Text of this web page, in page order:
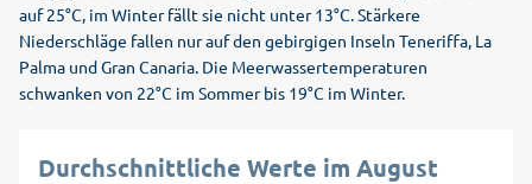
auf 25°C, im Winter fällt sie nicht unter 13°C. Stärkere
Niederschläge fallen nur auf den gebirgigen Inseln Teneriffa, La
Palma und Gran Canaria. Die Meerwassertemperaturen
schwanken von 22°C im Sommer bis 19°C im Winter.
Durchschnittliche Werte im August